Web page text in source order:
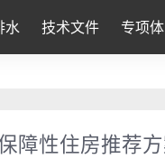
水 技术文件 专项
障性住房推荐